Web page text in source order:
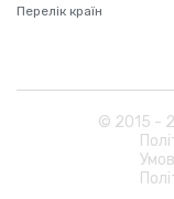
Перелік країн
© 2015 -